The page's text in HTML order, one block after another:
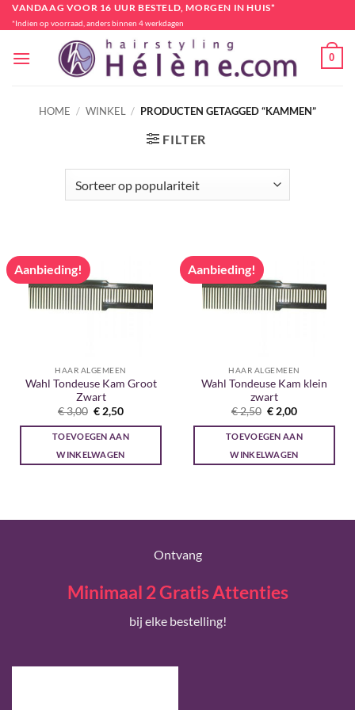
Ga
naar
VANDAAG VOOR 16 UUR BESTELD, MORGEN IN HUIS*
*Indien op voorraad, anders binnen 4 werkdagen
0
HOME / WINKEL / PRODUCTEN GETAGGED “KAMMEN”
FILTER
Aanbieding!
HAAR ALGEMEEN
Wahl Tondeuse Kam Groot
Zwart
€3,00 Oorspronkelijke
prijs
was:
€ 3,00.
€2,50Huidige
is:
€ 2,50.
TOEVOEGEN AAN
WINKELWAGEN
Aanbieding!
HAAR ALGEMEEN
Wahl Tondeuse Kam klein
zwart
€2,50 Oorspronkelijke
prijs
was:
€ 2,50.
€2,00Huidige
is:
€ 2,00.
TOEVOEGEN AAN
WINKELWAGEN
Ontvang
Minimaal 2 Gratis Attenties
bij elke bestelling!